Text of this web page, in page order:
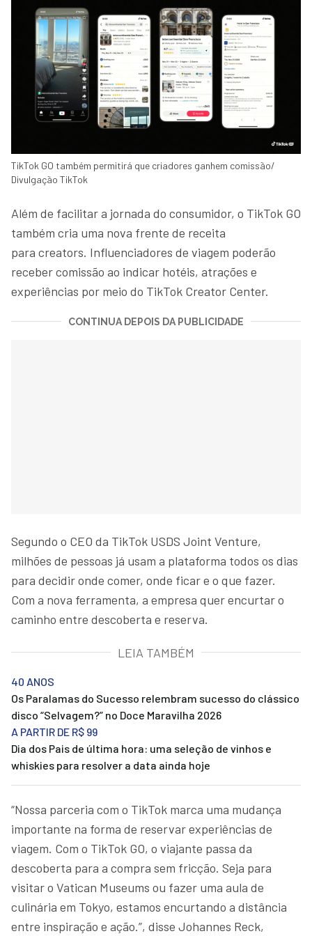
TikTok GO também permitirá que criadores ganhem comissão/
Divulgação TikTok
Além de facilitar a jornada do consumidor, o TikTok GO
também cria uma nova frente de receita
para creators. Influenciadores de viagem poderão
receber comissão ao indicar hotéis, atrações e
experiências por meio do TikTok Creator Center.
CONTINUA DEPOIS DA PUBLICIDADE
Segundo o CEO da TikTok USDS Joint Venture,
milhões de pessoas já usam a plataforma todos os dias
para decidir onde comer, onde ficar e o que fazer.
Com a nova ferramenta, a empresa quer encurtar o
caminho entre descoberta e reserva.
LEIA TAMBÉM
40 ANOS
Os Paralamas do Sucesso relembram sucesso do clássico
disco “Selvagem?” no Doce Maravilha 2026
A PARTIR DE R$ 99
Dia dos Pais de última hora: uma seleção de vinhos e
whiskies para resolver a data ainda hoje
“Nossa parceria com o TikTok marca uma mudança
importante na forma de reservar experiências de
viagem. Com o TikTok GO, o viajante passa da
descoberta para a compra sem fricção. Seja para
visitar o Vatican Museums ou fazer uma aula de
culinária em Tokyo, estamos encurtando a distância
entre inspiração e ação.”, disse Johannes Reck,